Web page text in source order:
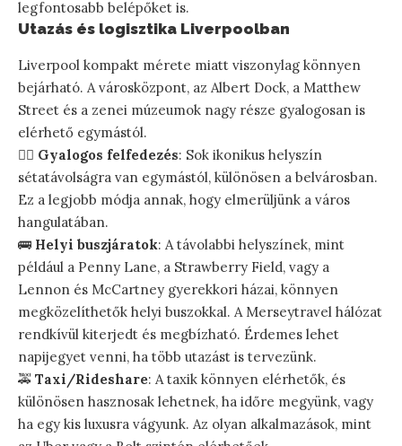
legfontosabb belépőket is.
Utazás és logisztika Liverpoolban
Liverpool kompakt mérete miatt viszonylag könnyen
bejárható. A városközpont, az Albert Dock, a Matthew
Street és a zenei múzeumok nagy része gyalogosan is
elérhető egymástól.
🚶‍♀️ Gyalogos felfedezés: Sok ikonikus helyszín
sétatávolságra van egymástól, különösen a belvárosban.
Ez a legjobb módja annak, hogy elmerüljünk a város
hangulatában.
🚌 Helyi buszjáratok: A távolabbi helyszínek, mint
például a Penny Lane, a Strawberry Field, vagy a
Lennon és McCartney gyerekkori házai, könnyen
megközelíthetők helyi buszokkal. A Merseytravel hálózat
rendkívül kiterjedt és megbízható. Érdemes lehet
napijegyet venni, ha több utazást is tervezünk.
🚕 Taxi/Rideshare: A taxik könnyen elérhetők, és
különösen hasznosak lehetnek, ha időre megyünk, vagy
ha egy kis luxusra vágyunk. Az olyan alkalmazások, mint